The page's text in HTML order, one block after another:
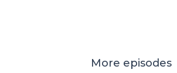
More episodes